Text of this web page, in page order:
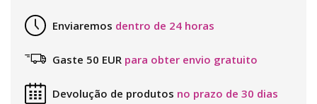
Enviaremos dentro de 24 horas
Gaste 50 EUR para obter envio gratuito
Devolução de produtos no prazo de 30 dias